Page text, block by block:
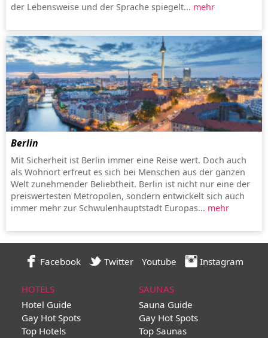
der Lebensweise und der Sprache spiegelt... mehr
Berlin
Mit Sicherheit ist Berlin immer eine Reise wert. Doch auch
als Wohnort erfreut es sich bei Menschen aus der ganzen
Welt zunehmender Beliebtheit. Berlin ist nicht nur eine der
preiswertesten Metropolen, sondern entwickelt sich auch
immer mehr zur Schwulenhauptstadt Europas... mehr
Facebook Twitter Youtube Instagram
HOTELS
Hotel Guide
Gay Hot Spots
Top Hotels
SAUNAS
Sauna Guide
Gay Hot Spots
Top Saunas